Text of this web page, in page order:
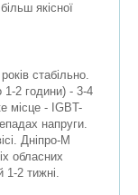
якісної
стабільно.
1-2 години) - 3-4
місце - IGBT-
напруги.
Дніпро-М
обласних
1-2 тижні.